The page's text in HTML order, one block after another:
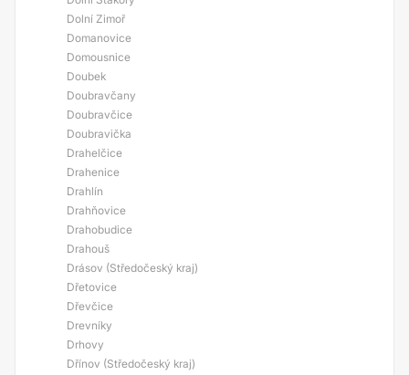
Dolní Zimoř
Domanovice
Domousnice
Doubek
Doubravčany
Doubravčice
Doubravička
Drahelčice
Drahenice
Drahlín
Drahňovice
Drahobudice
Drahouš
Drásov (Středočeský kraj)
Dřetovice
Dřevčice
Drevníky
Drhovy
Dřínov (Středočeský kraj)